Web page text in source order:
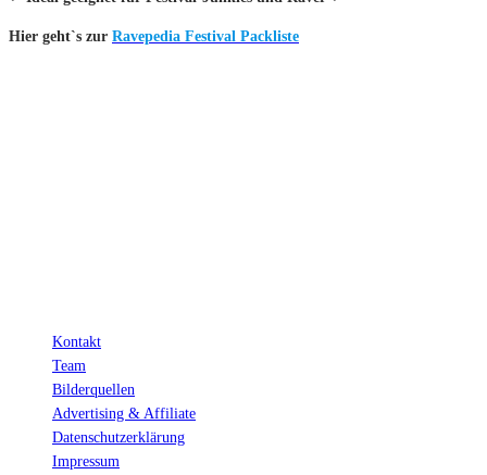
Hier geht`s zur Ravepedia Festival Packliste
Kontakt
Team
Bilderquellen
Advertising & Affiliate
Datenschutzerklärung
Impressum